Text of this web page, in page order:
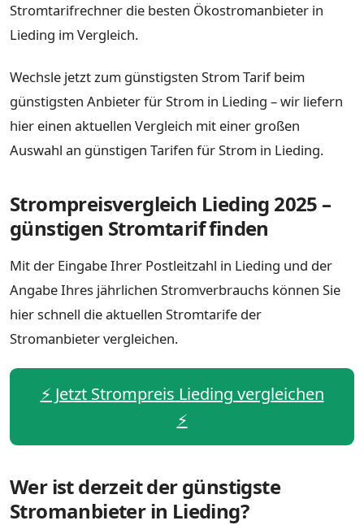
Stromtarifrechner die besten Ökostromanbieter in
Lieding im Vergleich.
Wechsle jetzt zum günstigsten Strom Tarif beim
günstigsten Anbieter für Strom in Lieding – wir liefern
hier einen aktuellen Vergleich mit einer großen
Auswahl an günstigen Tarifen für Strom in Lieding.
Strompreisvergleich Lieding 2025 –
günstigen Stromtarif finden
Mit der Eingabe Ihrer Postleitzahl in Lieding und der
Angabe Ihres jährlichen Stromverbrauchs können Sie
hier schnell die aktuellen Stromtarife der
Stromanbieter vergleichen.
⚡️ Jetzt Strompreis Lieding vergleichen
⚡️
Wer ist derzeit der günstigste
Stromanbieter in Lieding?